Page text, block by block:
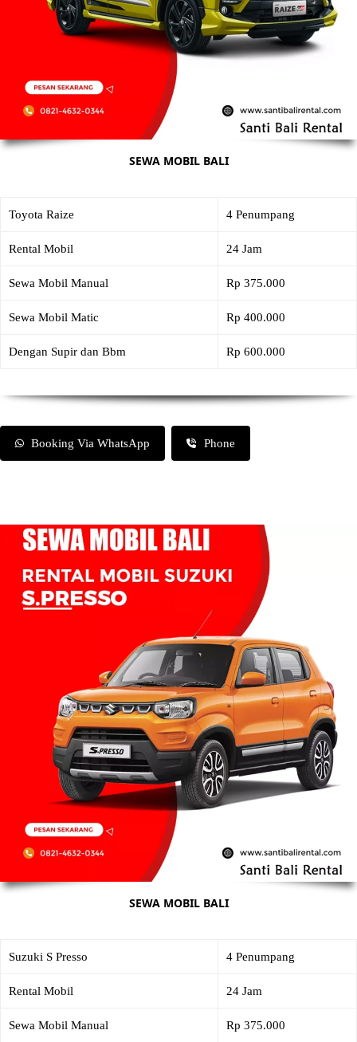
SEWA MOBIL BALI
Toyota Raize 4 Penumpang
Rental Mobil 24 Jam
Sewa Mobil Manual Rp 375.000
Sewa Mobil Matic Rp 400.000
Dengan Supir dan Bbm Rp 600.000
Booking Via WhatsApp Phone
SEWA MOBIL BALI
Suzuki S Presso 4 Penumpang
Rental Mobil 24 Jam
Sewa Mobil Manual Rp 375.000